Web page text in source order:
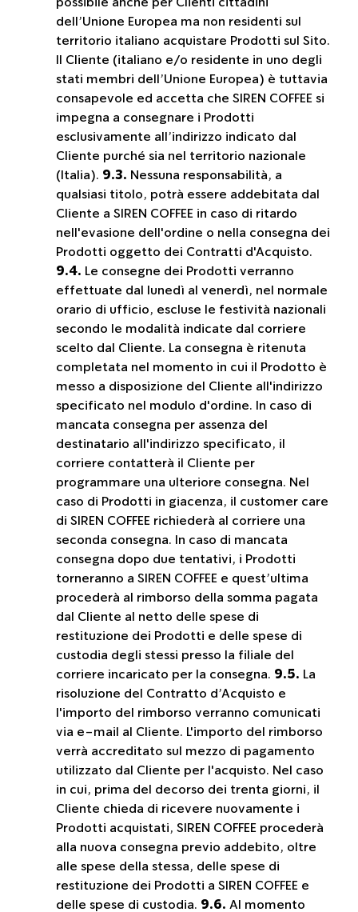
possibile anche per Clienti cittadini
dell’Unione Europea ma non residenti sul
territorio italiano acquistare Prodotti sul Sito.
Il Cliente (italiano e/o residente in uno degli
stati membri dell’Unione Europea) è tuttavia
consapevole ed accetta che SIREN COFFEE si
impegna a consegnare i Prodotti
esclusivamente all’indirizzo indicato dal
Cliente purché sia nel territorio nazionale
(Italia). 9.3. Nessuna responsabilità, a
qualsiasi titolo, potrà essere addebitata dal
Cliente a SIREN COFFEE in caso di ritardo
nell'evasione dell'ordine o nella consegna dei
Prodotti oggetto dei Contratti d'Acquisto.
9.4. Le consegne dei Prodotti verranno
effettuate dal lunedì al venerdì, nel normale
orario di ufficio, escluse le festività nazionali
secondo le modalità indicate dal corriere
scelto dal Cliente. La consegna è ritenuta
completata nel momento in cui il Prodotto è
messo a disposizione del Cliente all'indirizzo
specificato nel modulo d'ordine. In caso di
mancata consegna per assenza del
destinatario all'indirizzo specificato, il
corriere contatterà il Cliente per
programmare una ulteriore consegna. Nel
caso di Prodotti in giacenza, il customer care
di SIREN COFFEE richiederà al corriere una
seconda consegna. In caso di mancata
consegna dopo due tentativi, i Prodotti
torneranno a SIREN COFFEE e quest’ultima
procederà al rimborso della somma pagata
dal Cliente al netto delle spese di
restituzione dei Prodotti e delle spese di
custodia degli stessi presso la filiale del
corriere incaricato per la consegna. 9.5. La
risoluzione del Contratto d’Acquisto e
l'importo del rimborso verranno comunicati
via e-mail al Cliente. L'importo del rimborso
verrà accreditato sul mezzo di pagamento
utilizzato dal Cliente per l'acquisto. Nel caso
in cui, prima del decorso dei trenta giorni, il
Cliente chieda di ricevere nuovamente i
Prodotti acquistati, SIREN COFFEE procederà
alla nuova consegna previo addebito, oltre
alle spese della stessa, delle spese di
restituzione dei Prodotti a SIREN COFFEE e
delle spese di custodia. 9.6. Al momento